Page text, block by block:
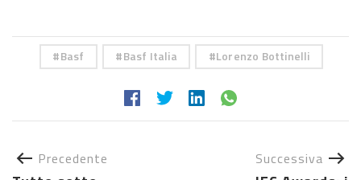
Basf Basf Italia Lorenzo Bottinelli
Precedente Successiva